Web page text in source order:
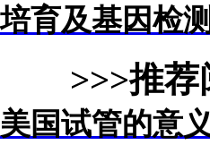
培育及基因检测
>>>推荐
美国试管的意义